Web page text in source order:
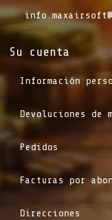
Su cuenta
Información
Devoluciones de
Pedidos
Facturas por
Direcciones